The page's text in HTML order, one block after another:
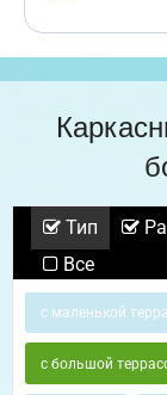
Тип
Все
с маленькой
с большой